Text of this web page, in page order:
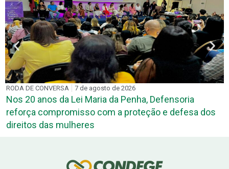
Defensoria
e defesa dos
PARCERIAS 7 de agosto de 2026
DPE-PB e TRE-PB discutem
para atuação de defensores na